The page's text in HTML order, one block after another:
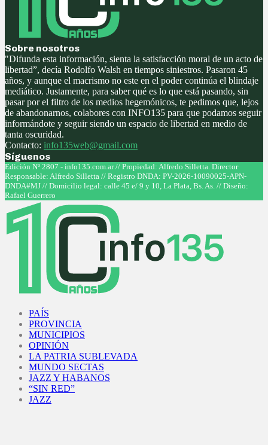
Sobre nosotros
"Difunda esta información, sienta la satisfacción moral de un acto de
libertad”, decía Rodolfo Walsh en tiempos siniestros. Pasaron 45
años, y aunque el macrismo no este en el poder continúa el blindaje
mediático. Justamente, para saber qué es lo que está pasando, sin
pasar por el filtro de los medios hegemónicos, te pedimos que, lejos
de abandonarnos, colabores con INFO135 para que podamos seguir
informándote y seguir siendo un espacio de libertad en medio de
tanta oscuridad.
Contacto: info135web@gmail.com
Síguenos
Facebook
Twitter
Instagram
Youtube
Edición Nº 2807 - info135.com.ar // Propiedad: Alfredo Silletta. Director
Responsable: Alfredo Silletta // Registro DNDA: PV-2026-10090025-APN-
DNDA#MJ // Domicilio legal: calle 45 e/ 9 y 10, La Plata, Bs. As. // Diseño:
Rafael Guerrero
PAÍS
PROVINCIA
MUNICIPIOS
OPINIÓN
LA PATRIA SUBLEVADA
MUNDO SECTAS
JAZZ Y HABANOS
“SIN RED”
JAZZ